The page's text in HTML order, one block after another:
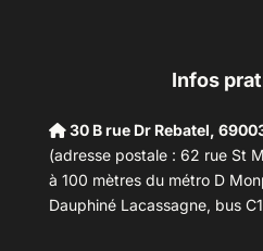
Infos
30 B rue Dr Rebatel,
(adresse postale : 62 rue St
à 100 mètres du métro D
Dauphiné Lacassagne, bus